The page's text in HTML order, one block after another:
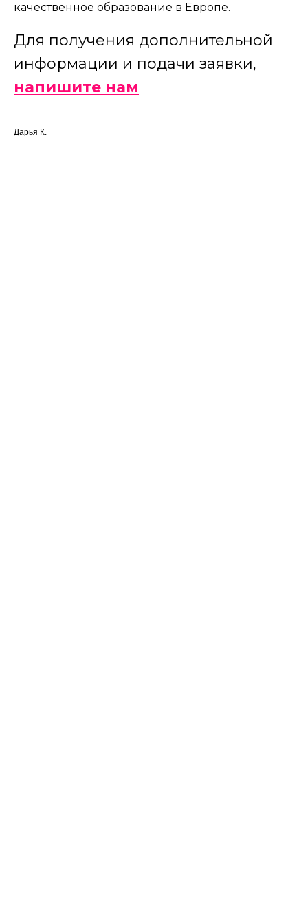
качественное образование в Европе.
Для получения дополнительной
информации и подачи заявки,
напишите нам
Дарья К.